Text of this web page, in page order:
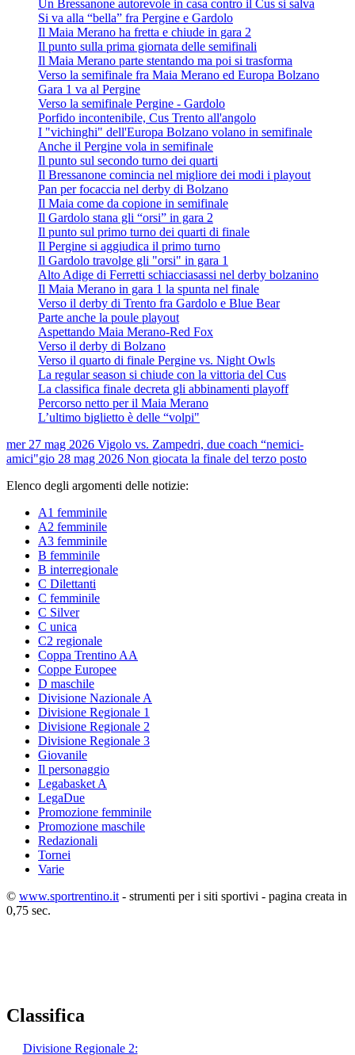
Un Bressanone autorevole in casa contro il Cus si salva
Si va alla “bella” fra Pergine e Gardolo
Il Maia Merano ha fretta e chiude in gara 2
Il punto sulla prima giornata delle semifinali
Il Maia Merano parte stentando ma poi si trasforma
Verso la semifinale fra Maia Merano ed Europa Bolzano
Gara 1 va al Pergine
Verso la semifinale Pergine - Gardolo
Porfido incontenibile, Cus Trento all'angolo
I "vichinghi" dell'Europa Bolzano volano in semifinale
Anche il Pergine vola in semifinale
Il punto sul secondo turno dei quarti
Il Bressanone comincia nel migliore dei modi i playout
Pan per focaccia nel derby di Bolzano
Il Maia come da copione in semifinale
Il Gardolo stana gli “orsi” in gara 2
Il punto sul primo turno dei quarti di finale
Il Pergine si aggiudica il primo turno
Il Gardolo travolge gli "orsi" in gara 1
Alto Adige di Ferretti schiacciasassi nel derby bolzanino
Il Maia Merano in gara 1 la spunta nel finale
Verso il derby di Trento fra Gardolo e Blue Bear
Parte anche la poule playout
Aspettando Maia Merano-Red Fox
Verso il derby di Bolzano
Verso il quarto di finale Pergine vs. Night Owls
La regular season si chiude con la vittoria del Cus
La classifica finale decreta gli abbinamenti playoff
Percorso netto per il Maia Merano
L’ultimo biglietto è delle “volpi"
mer 27 mag 2026 Vigolo vs. Zampedri, due coach “nemici-
amici"gio 28 mag 2026 Non giocata la finale del terzo posto
Elenco degli argomenti delle notizie:
A1 femminile
A2 femminile
A3 femminile
B femminile
B interregionale
C Dilettanti
C femminile
C Silver
C unica
C2 regionale
Coppa Trentino AA
Coppe Europee
D maschile
Divisione Nazionale A
Divisione Regionale 1
Divisione Regionale 2
Divisione Regionale 3
Giovanile
Il personaggio
Legabasket A
LegaDue
Promozione femminile
Promozione maschile
Redazionali
Tornei
Varie
© www.sportrentino.it - strumenti per i siti sportivi - pagina creata in
0,75 sec.
Classifica
Divisione Regionale 2: